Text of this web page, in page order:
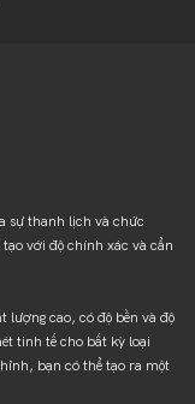
sự thanh lịch và chức
với độ chính xác và cẩn
cao, có độ bền và độ
tinh tế cho bất kỳ loại
bạn có thể tạo ra một